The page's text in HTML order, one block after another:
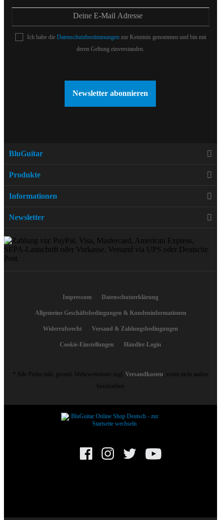
Ich habe die Datenschutzbestimmungenzur Kenntnis genommen und bin mit
deren Geltung einverstanden.
Newsletter abonnieren
BluGuitar
Produkte
Informationen
Newsletter
Impressum Datenschutzerklärung
Allgemeine Geschäftsbedingungen & Kundeninformationen
Widerrufsrecht Versand & Zahlungsbedingungen
Cookie-Einstellungen Händler-Login
* Alle Preise inkl. gesetzl. Mehrwertsteuer zzgl. Versandkosten, wenn nicht anders
beschrieben